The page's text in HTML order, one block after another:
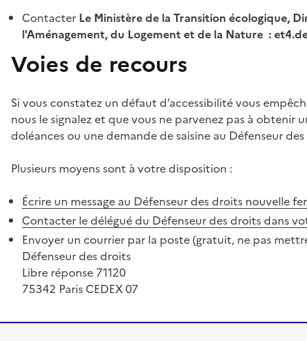
Contacter Le Ministère de la Transition écologique,
l'Aménagement, du Logement et de la Nature :
Voies de recours
Si vous constatez un défaut d’accessibilité vous
nous le signalez et que vous ne parvenez pas à
doléances ou une demande de saisine au Défenseur
Plusieurs moyens sont à votre disposition :
Écrire un message au Défenseur des droits nouvelle
Contacter le délégué du Défenseur des droits dans
Envoyer un courrier par la poste (gratuit, ne pas
Défenseur des droits
Libre réponse 71120
75342 Paris CEDEX 07